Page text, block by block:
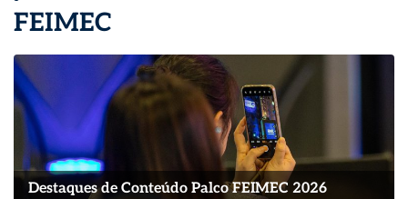
FEIMEC
Destaques de Conteúdo Palco FEIMEC 2026